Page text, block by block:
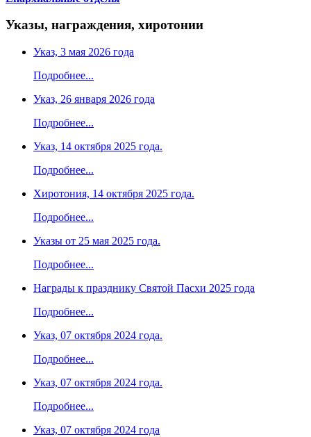
Указы, награждения, хиротонии
Указ, 3 мая 2026 года
Подробнее...
Указ, 26 января 2026 года
Подробнее...
Указ, 14 октября 2025 года.
Подробнее...
Хиротония, 14 октября 2025 года.
Подробнее...
Указы от 25 мая 2025 года.
Подробнее...
Награды к празднику Святой Пасхи 2025 года
Подробнее...
Указ, 07 октября 2024 года.
Подробнее...
Указ, 07 октября 2024 года.
Подробнее...
Указ, 07 октября 2024 года